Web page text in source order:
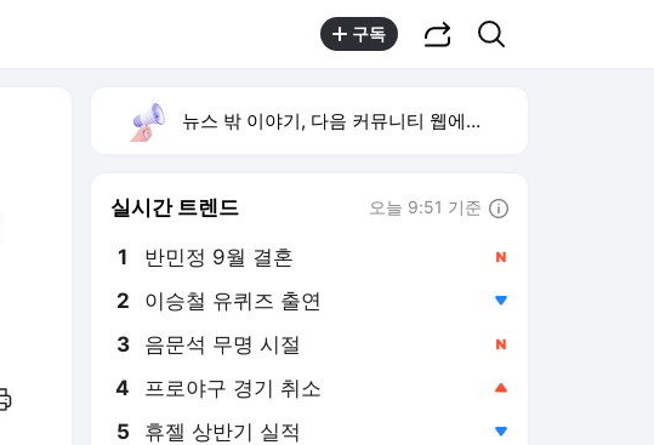
구독
뉴스 밖 이야기, 다음 커뮤니티 웹에서 보기
실시간 트렌드 오늘 9:51 기준
1 반민정 9월 결혼
2 이승철 유퀴즈 출연
3 음문석 무명 시절
4 프로야구 경기 취소
5 휴젤 상반기 실적